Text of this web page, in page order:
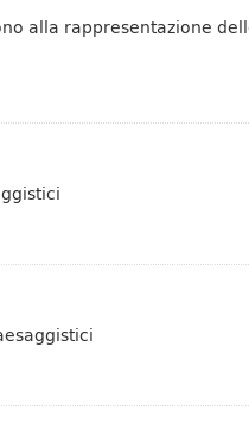
alla rappresentazione